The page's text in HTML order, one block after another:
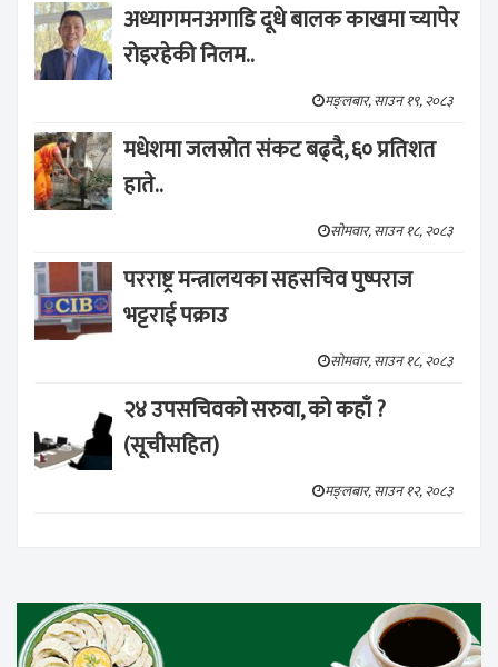
अध्यागमनअगाडि दूधे बालक काखमा च्यापेर
रोइरहेकी निलम..
मङ्लबार, साउन १९, २०८३
मधेशमा जलस्रोत संकट बढ्दै, ६० प्रतिशत
हाते..
सोमवार, साउन १८, २०८३
परराष्ट्र मन्त्रालयका सहसचिव पुष्पराज
भट्टराई पक्राउ
सोमवार, साउन १८, २०८३
२४ उपसचिवको सरुवा, को कहाँ ?
(सूचीसहित)
मङ्लबार, साउन १२, २०८३